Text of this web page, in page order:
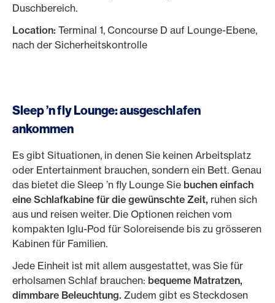
Duschbereich.
Location: Terminal 1, Concourse D auf Lounge-Ebene,
nach der Sicherheitskontrolle
Sleep ’n fly Lounge: ausgeschlafen
ankommen
Es gibt Situationen, in denen Sie keinen Arbeitsplatz
oder Entertainment brauchen, sondern ein Bett. Genau
das bietet die Sleep ’n fly Lounge Sie buchen einfach
eine Schlafkabine für die gewünschte Zeit, ruhen sich
aus und reisen weiter. Die Optionen reichen vom
kompakten Iglu-Pod für Soloreisende bis zu grösseren
Kabinen für Familien.
Jede Einheit ist mit allem ausgestattet, was Sie für
erholsamen Schlaf brauchen: bequeme Matratzen,
dimmbare Beleuchtung. Zudem gibt es Steckdosen